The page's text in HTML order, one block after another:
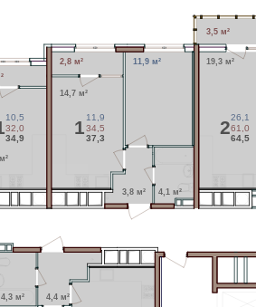
4,4 м²
4,3 м²
4,1 м²
2,8 м² 19,3 м²
3,8 м²
14,7 м²
11,9 м²
3,5 м²
10,5
32,0
34,9
1 11,9
34,5
37,3
226,1
61,0
64,5